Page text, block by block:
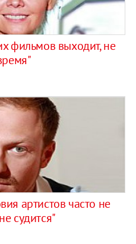
фильмов выходит, не
артистов часто не
судится"